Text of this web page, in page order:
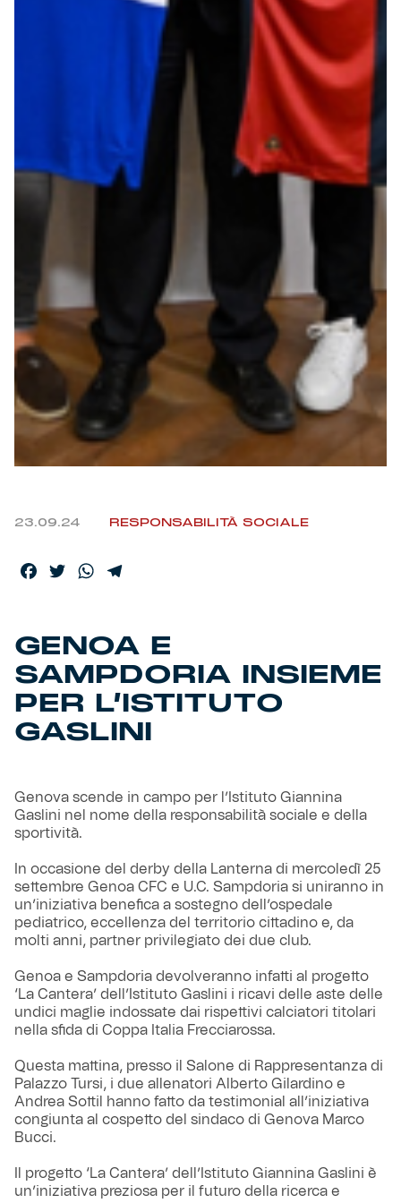
Robe di Kappa x Genoa
Vintage Collection
Red&Blue Voices
Kids
Outlet
Caffè Boasi x Genoa
Helan x Genoa
Fortissimo batte il mio cuor
23.09.24 RESPONSABILITÀ SOCIALE
Facebook
TwitterWhatsApp
GENOA E
SAMPDORIA INSIEME
PER L’ISTITUTO
GASLINI
Genova scende in campo per l’Istituto Giannina
Gaslini nel nome della responsabilità sociale e della
sportività.
In occasione del derby della Lanterna di mercoledì 25
settembre Genoa CFC e U.C. Sampdoria si uniranno in
un’iniziativa benefica a sostegno dell’ospedale
pediatrico, eccellenza del territorio cittadino e, da
molti anni, partner privilegiato dei due club.
Genoa e Sampdoria devolveranno infatti al progetto
‘La Cantera’ dell’Istituto Gaslini i ricavi delle aste delle
undici maglie indossate dai rispettivi calciatori titolari
nella sfida di Coppa Italia Frecciarossa.
Questa mattina, presso il Salone di Rappresentanza di
Palazzo Tursi, i due allenatori Alberto Gilardino e
Andrea Sottil hanno fatto da testimonial all’iniziativa
congiunta al cospetto del sindaco di Genova Marco
Bucci.
Il progetto ‘La Cantera’ dell’Istituto Giannina Gaslini è
un’iniziativa preziosa per il futuro della ricerca e